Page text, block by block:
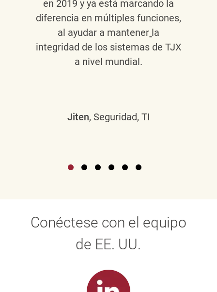
en 2019 y ya está marcando la
diferencia en múltiples funciones,
al ayudar a mantener la
integridad de los sistemas de TJX
a nivel mundial.
Jiten, Seguridad, TI
Conéctese con el equipo
de EE. UU.